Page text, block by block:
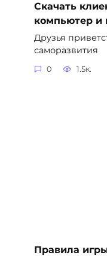
Скачать
компьютер и
Друзья
саморазвития
0 1.5к.
Правила